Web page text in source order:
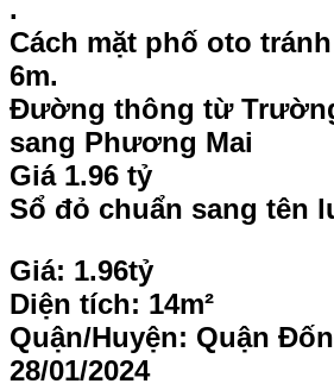
.
Cách mặt phố oto
6m.
Đường thông từ
sang Phương Mai
Giá 1.96 tỷ
Sổ đỏ chuẩn sang tên
Giá: 1.96tỷ
Diện tích: 14m²
Quận/Huyện: Quận
28/01/2024